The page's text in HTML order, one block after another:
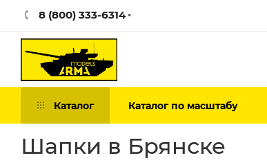
8 (800) 333-6314
Каталог Каталог по масштабу
Шапки в Брянске